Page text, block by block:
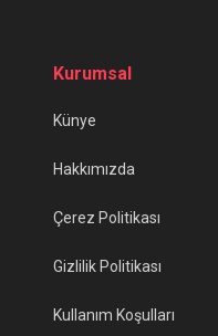
Kurumsal
Künye
Hakkımızda
Çerez Politikası
Gizlilik Politikası
Kullanım Koşulları